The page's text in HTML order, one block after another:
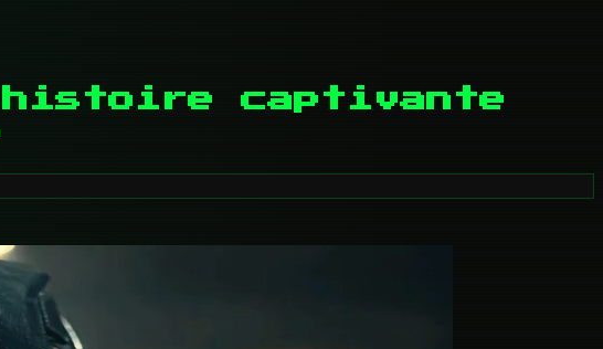
captivante